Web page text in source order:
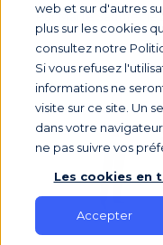
web et sur d'autres
plus sur les cookies
consultez notre
Si vous refusez
informations ne
visite sur ce site. Un
dans votre
ne pas suivre vos
Les cookies en
Accepter
ParMarie Saunierle